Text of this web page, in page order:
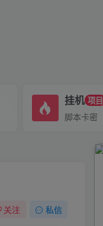
挂机 项目
脚本卡密
关注 私信